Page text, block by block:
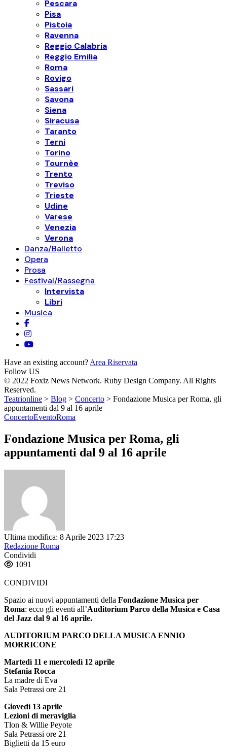
Pescara
Pisa
Pistoia
Ravenna
Reggio Calabria
Reggio Emilia
Roma
Rovigo
Sassari
Savona
Siena
Siracusa
Taranto
Terni
Torino
Tournèe
Trento
Treviso
Trieste
Udine
Varese
Venezia
Verona
Danza/Balletto
Opera
Prosa
Festival/Rassegna
Intervista
Libri
Musica
Have an existing account? Area Riservata
Follow US
© 2022 Foxiz News Network. Ruby Design Company. All Rights
Reserved.
Teatrionline > Blog > Concerto > Fondazione Musica per Roma, gli
appuntamenti dal 9 al 16 aprile
ConcertoEventoRoma
Fondazione Musica per Roma, gli
appuntamenti dal 9 al 16 aprile
Ultima modifica: 8 Aprile 2023 17:23
Redazione Roma
Condividi
1091
CONDIVIDI
Spazio ai nuovi appuntamenti della Fondazione Musica per
Roma: ecco gli eventi all’Auditorium Parco della Musica e Casa
del Jazz dal 9 al 16 aprile.
AUDITORIUM PARCO DELLA MUSICA ENNIO
MORRICONE
Martedì 11 e mercoledì 12 aprile
Stefania Rocca
La madre di Eva
Sala Petrassi ore 21
Giovedì 13 aprile
Lezioni di meraviglia
Tlon & Willie Peyote
Sala Petrassi ore 21
Biglietti da 15 euro